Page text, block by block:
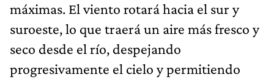
máximas. El viento rotará hacia el sur y
suroeste, lo que traerá un aire más fresco y
seco desde el río, despejando
progresivamente el cielo y permitiendo